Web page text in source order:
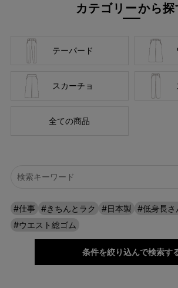
深めの股上だから、しゃがんだときに気にな
も安心です。 背中が出にくく、きちんと感
どんなシーンでもアクティブに動けます。
カテゴリーから探
テーパード
スカーチョ
全ての商品
#仕事 #きちんとラク #日本製
#低身長さ
#ウエスト総ゴム
条件を絞り込んで検索す